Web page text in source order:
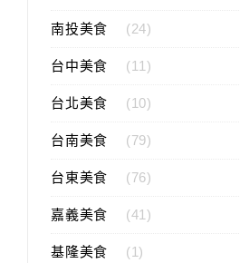
南投美食 (24)
台中美食 (11)
台北美食 (10)
台南美食 (79)
台東美食 (76)
嘉義美食 (41)
基隆美食 (1)